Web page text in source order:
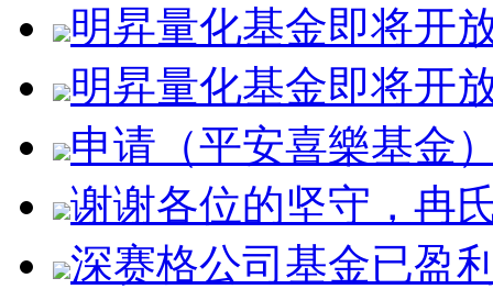
明昇量化基金即将开
明昇量化基金即将开
申请（平安喜樂基金
谢谢各位的坚守，冉
深赛格公司基金已盈